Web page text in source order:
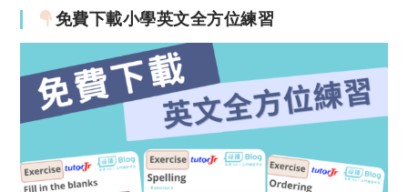
免費下載小學英文全方位練習